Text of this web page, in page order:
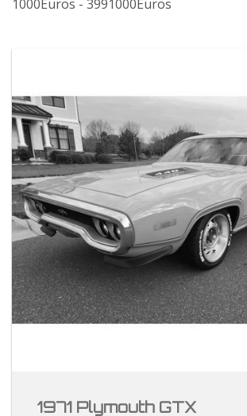
1000Euros - 3991000Euros
1971 Plymouth GTX